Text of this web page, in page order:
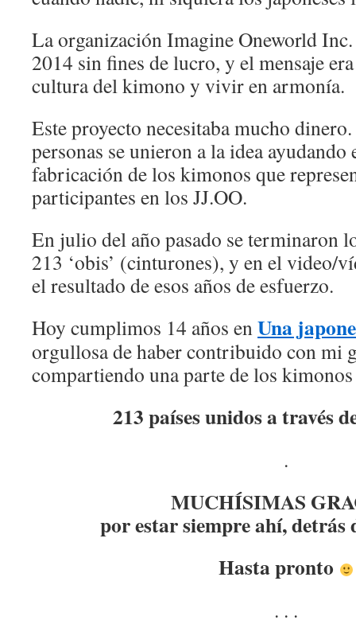
La organización Imagine Oneworld
2014 sin fines de lucro, y el mensaje
cultura del kimono y vivir en armonía.
Este proyecto necesitaba mucho
personas se unieron a la idea
fabricación de los kimonos que
participantes en los JJ.OO.
En julio del año pasado se terminaron
213 ‘obis’ (cinturones), y en el video/
el resultado de esos años de esfuerzo.
Hoy cumplimos 14 años enUna
orgullosa de haber contribuido con mi
compartiendo una parte de los
213 países unidos a través
.
MUCHÍSIMAS
por estar siempre ahí, detrás
Hasta pronto
. . .